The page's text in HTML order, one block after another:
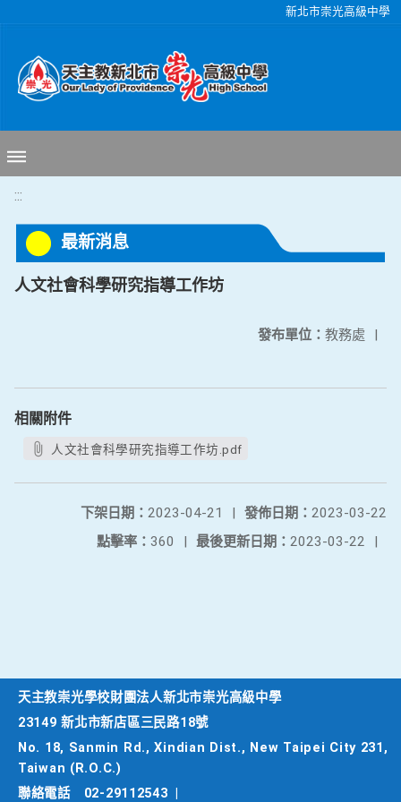
新北市崇光高級中學
:::
最新消息
人文社會科學研究指導工作坊
發布單位： 教務處 |
相關附件
人文社會科學研究指導工作坊.pdf
發佈日期： 2023-03-22
下架日期： 2023-04-21
|
最後更新日期： 2023-03-22 |
點擊率： 360 |
天主教崇光學校財團法人新北市崇光高級中學
23149 新北市新店區三民路18號
No. 18, Sanmin Rd., Xindian Dist., New Taipei City 231,
Taiwan (R.O.C.)
聯絡電話
02-29112543